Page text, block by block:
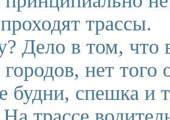
трассы.
Дело в том, что
нет
будни, спешка и